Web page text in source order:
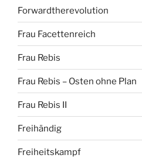
Forwardtherevolution
Frau Facettenreich
Frau Rebis
Frau Rebis – Osten ohne Plan
Frau Rebis II
Freihändig
Freiheitskampf